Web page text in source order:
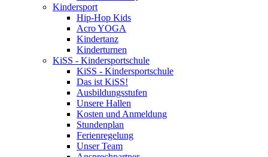
Kindersport
Hip-Hop Kids
Acro YOGA
Kindertanz
Kinderturnen
KiSS - Kindersportschule
KiSS - Kindersportschule
Das ist KiSS!
Ausbildungsstufen
Unsere Hallen
Kosten und Anmeldung
Stundenplan
Ferienregelung
Unser Team